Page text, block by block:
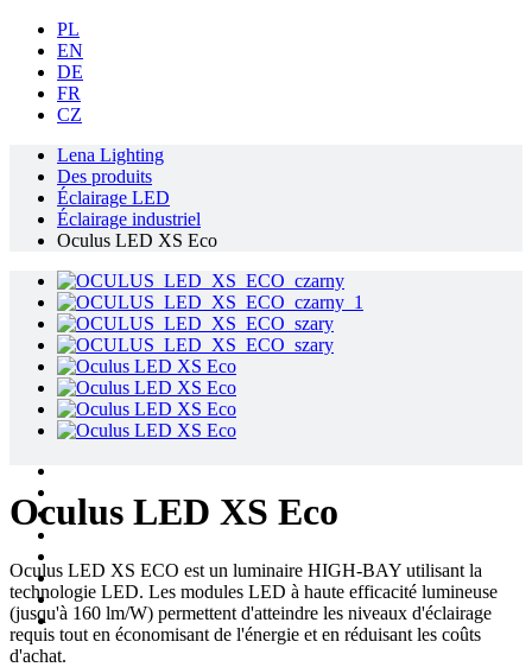
PL
EN
DE
FR
CZ
Lena Lighting
Des produits
Éclairage LED
Éclairage industriel
Oculus LED XS Eco
Oculus LED XS Eco
Oculus LED XS ECO est un luminaire HIGH-BAY utilisant la
technologie LED. Les modules LED à haute efficacité lumineuse
(jusqu'à 160 lm/W) permettent d'atteindre les niveaux d'éclairage
requis tout en économisant de l'énergie et en réduisant les coûts
d'achat.